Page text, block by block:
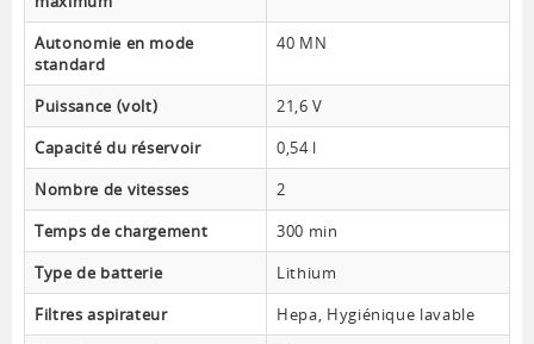
Autonomie en mode
standard
40 MN
Puissance (volt)
21,6 V
Capacité du réservoir
0,54 l
Nombre de vitesses
2
Temps de chargement
300 min
Type de batterie
Lithium
Filtres aspirateur
Hepa, Hygiénique lavable